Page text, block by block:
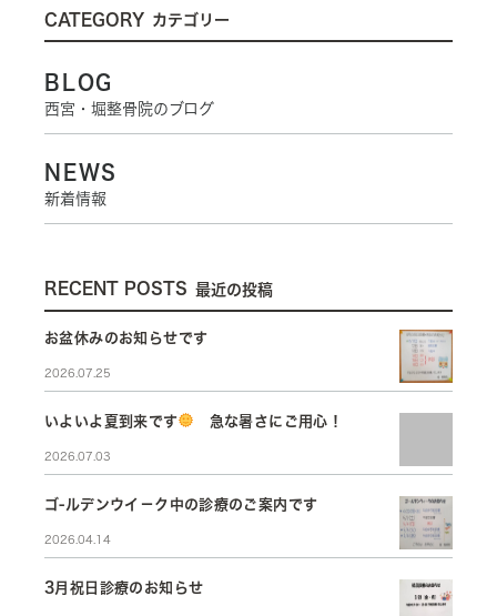
CATEGORY カテゴリー
BLOG
西宮・堀整骨院のブログ
NEWS
新着情報
RECENT POSTS 最近の投稿
お盆休みのお知らせです
2026.07.25
いよいよ夏到来です 急な暑さにご用心！
2026.07.03
ゴ-ルデンウイ－ク中の診療のご案内です
2026.04.14
3月祝日診療のお知らせ